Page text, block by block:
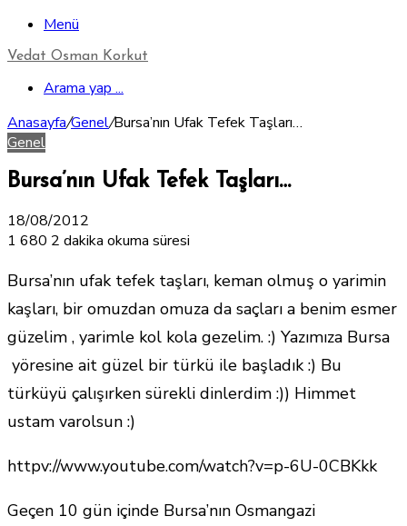
Menü
Vedat Osman Korkut
Arama yap ...
Anasayfa/Genel/Bursa’nın Ufak Tefek Taşları…
Genel
Bursa’nın Ufak Tefek Taşları…
18/08/2012
1 680 2 dakika okuma süresi
Bursa’nın ufak tefek taşları, keman olmuş o yarimin
kaşları, bir omuzdan omuza da saçları a benim esmer
güzelim , yarimle kol kola gezelim. :) Yazımıza Bursa
yöresine ait güzel bir türkü ile başladık :) Bu
türküyü çalışırken sürekli dinlerdim :)) Himmet
ustam varolsun :)
httpv://www.youtube.com/watch?v=p-6U-0CBKkk
Geçen 10 gün içinde Bursa’nın Osmangazi